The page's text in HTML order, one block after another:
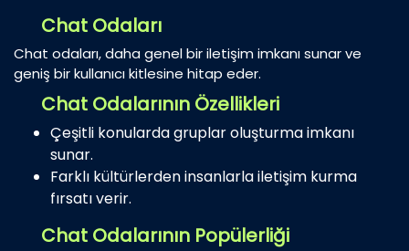
Chat Odaları
Chat odaları, daha genel bir iletişim imkanı sunar ve
geniş bir kullanıcı kitlesine hitap eder.
Chat Odalarının Özellikleri
Çeşitli konularda gruplar oluşturma imkanı
sunar.
Farklı kültürlerden insanlarla iletişim kurma
fırsatı verir.
Chat Odalarının Popülerliği